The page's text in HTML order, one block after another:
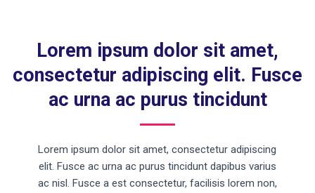
Lorem ipsum dolor sit amet,
consectetur adipiscing elit. Fusce
ac urna ac purus tincidunt
Lorem ipsum dolor sit amet, consectetur adipiscing
elit. Fusce ac urna ac purus tincidunt dapibus varius
ac nisl. Fusce a est consectetur, facilisis lorem non,